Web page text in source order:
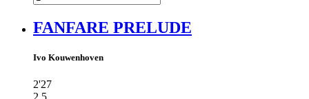
FANFARE PRELUDE
Ivo Kouwenhoven
2'27
2,5